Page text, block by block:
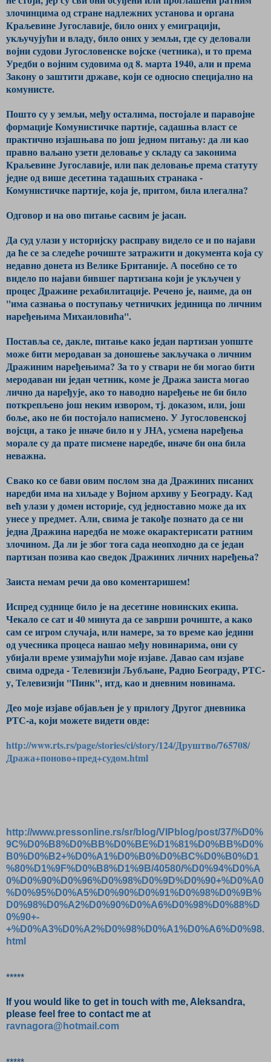
злочинцима од стране надлежних установа и органа
Краљевине Југославије, било оних у емиграцији,
укључујући и владу, било оних у земљи, где су деловали
војни судови Југословенске војске (четника), и то према
Уредби о војним судовима од 8. марта 1940, али и према
Закону о заштити државе, који се односио специјално на
комунисте.
Пошто су у земљи, међу осталима, постојале и паравојне
формације Комунистичке партије, садашња власт се
практично изјашњава по још једном питању: да ли као
правно ваљано узети деловање у складу са законима
Краљевине Југославије, или пак деловање према статуту
једне од више десетина тадашњих странака -
Комунистичке партије, која је, притом, била илегална?
Одговор и на ово питање сасвим је јасан.
Да суд улази у историјску расправу видело се и по најави
да ће се за следеће рочиште затражити и документа која су
недавно донета из Велике Британије. А посебно се то
видело по најави бившег партизана који је укључен у
процес Дражине рехабилитације. Речено је, наиме, да он
''има сазнања о поступању четничких јединица по личним
наређењима Михаиловића''.
Поставља се, дакле, питање како један партизан уопште
може бити меродаван за доношење закључака о личним
Дражиним наређењима? За то у ствари не би могао бити
меродаван ни један четник, коме је Дража заиста могао
лично да наређује, ако то наводно наређење не би било
поткрепљено још неким извором, тј. доказом, или, још
боље, ако не би постојало написмено. У Југословенској
војсци, а тако је иначе било и у ЈНА, усмена наређења
морале су да прате писмене наредбе, иначе би она била
неважна.
Свако ко се бави овим послом зна да Дражиних писаних
наредби има на хиљаде у Војном архиву у Београду. Кад
већ улази у домен историје, суд једноставно може да их
унесе у предмет. Али, свима је такође познато да се ни
једна Дражина наредба не може окарактерисати ратним
злочином. Да ли је због тога сада неопходно да се један
партизан позива као сведок Дражиних личних наређења?
Заиста немам речи да ово коментаришем!
Испред суднице било је на десетине новинских екипа.
Чекало се сат и 40 минута да се заврши рочиште, а како
сам се игром случаја, или намере, за то време као једини
од учесника процеса нашао међу новинарима, они су
убијали време узимајући моје изјаве. Давао сам изјаве
свима одреда - Телевизији Љубљане, Радио Београду, РТС-
у, Телевизији ''Пинк'', итд, као и дневним новинама.
Део моје изјаве објављен је у прилогу Другог дневника
РТС-а, који можете видети овде:
http://www.rts.rs/page/stories/ci/story/124/Друштво/765708/
Дража+поново+пред+судом.html
http://www.pressonline.rs/sr/blog/VIPblog/post/37/%D0%
9C%D0%B8%D0%BB%D0%BE%D1%81%D0%BB%D0%
B0%D0%B2+%D0%A1%D0%B0%D0%BC%D0%B0%D1
%80%D1%9F%D0%B8%D1%9B/40580/%D0%94%D0%A
0%D0%90%D0%96%D0%98%D0%9D%D0%90+%D0%A0
%D0%95%D0%A5%D0%90%D0%91%D0%98%D0%9B%
D0%98%D0%A2%D0%90%D0%A6%D0%98%D0%88%D
0%90+-
+%D0%A3%D0%A2%D0%98%D0%A1%D0%A6%D0%98.
html
*****
If you would like to get in touch with me, Aleksandra,
please feel free to contact me at
ravnagora@hotmail.com